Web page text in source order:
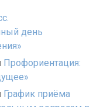
день
Профориентация:
График приёма